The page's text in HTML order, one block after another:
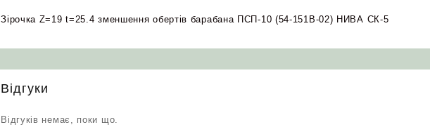
Зірочка Z=19 t=25.4 зменшення обертів барабана ПСП-10 (54-151В-02) НИВА СК-5
Відгуки
Відгуків немає, поки що.